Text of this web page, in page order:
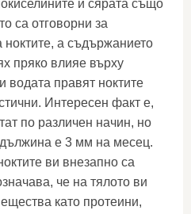
и сярата също
са отговорни за
ноктите, а съдържанието
пряко влияе върху
водата правят ноктите
Интересен факт е,
по различен начин, но
е 3 мм на месец.
ви внезапно са
че на тялото ви
като протеини,